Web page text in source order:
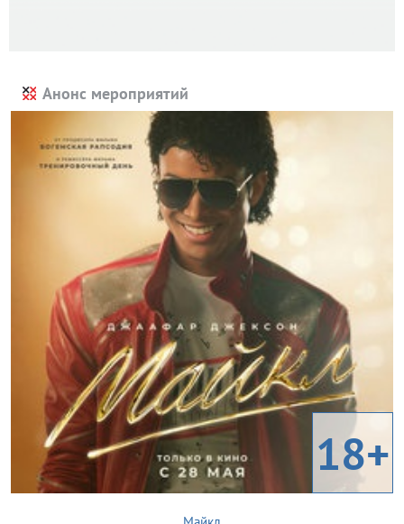
Анонс мероприятий
18+